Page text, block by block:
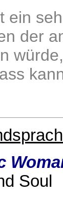
ein
der
Soul